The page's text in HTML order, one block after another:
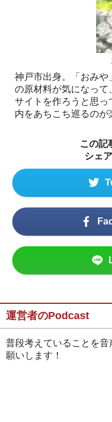
神戸市出身。「おみ
の原材料が気になって
サイトを作ろうと思っ
内をあちこち巡るのが
この記
シェ
運営者のPodcast
普段考えていることを
願いします！